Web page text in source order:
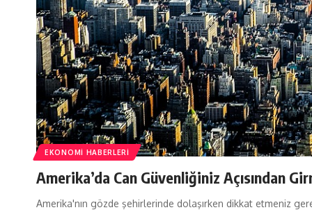
EKONOMI HABERLERI
Amerika’da Can Güvenliğiniz Açısından
Amerika'nın gözde şehirlerinde dolaşırken dikkat etmeniz